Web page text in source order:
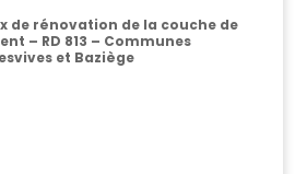
de rénovation de la couche de
– RD 813 – Communes
et Baziège